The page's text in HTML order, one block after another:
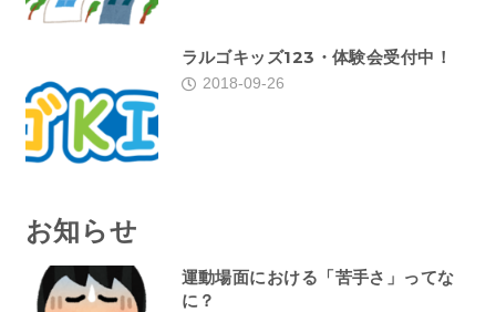
ラルゴキッズ123・体験会受付中！
2018-09-26
お知らせ
運動場面における「苦手さ」ってな
に？